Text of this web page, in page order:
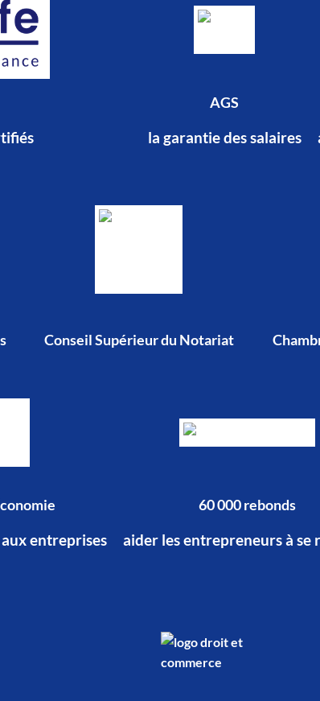
AGS
la garantie des salaires
Conseil Supérieur du Notariat
entreprises
60 000 rebonds
aider les entrepreneurs à se